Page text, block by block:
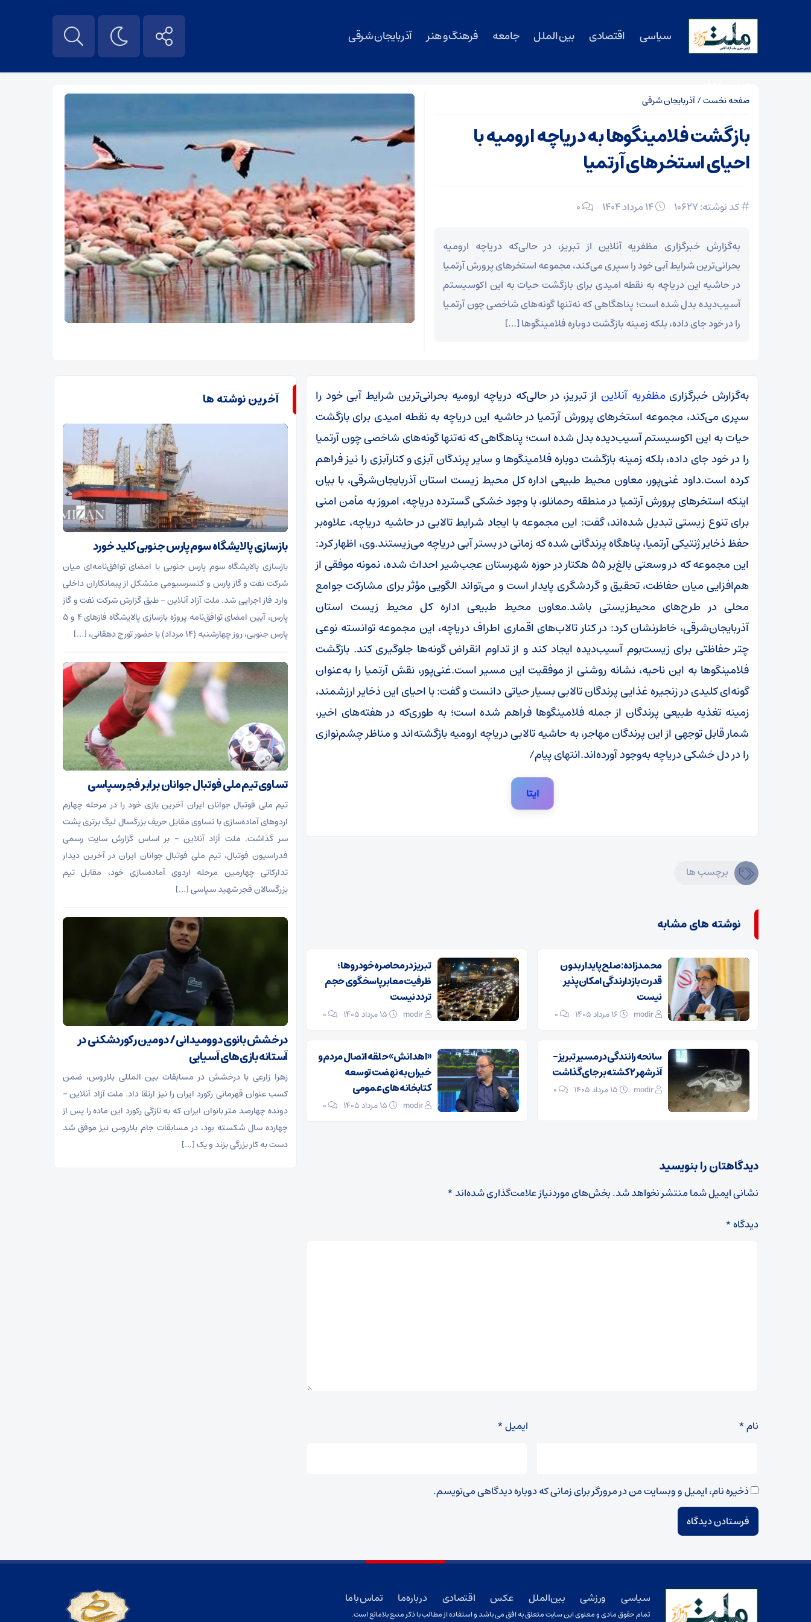
سیاسی اقتصادی بین الملل جامعه فرهنگ و هنر آذربایجان شرقی
صفحه نخست/آذربایجان شرقی
بازگشت فلامینگوها به دریاچه ارومیه با
احیای استخرهای آرتمیا
کد نوشته: 10627 0
به‌گزارش خبرگزاری مظفریه آنلاین از تبریز، در حالی‌که دریاچه ارومیه
بحرانی‌ترین شرایط آبی خود را سپری می‌کند، مجموعه استخرهای پرورش آرتمیا
در حاشیه این دریاچه به نقطه امیدی برای بازگشت حیات به این اکوسیستم
آسیب‌دیده بدل شده است؛ پناهگاهی که نه‌تنها گونه‌های شاخصی چون آرتمیا
را در خود جای داده، بلکه زمینه بازگشت دوباره فلامینگوها […]
به‌گزارش خبرگزاری مظفریه آنلاین از تبریز، در حالی‌که دریاچه ارومیه بحرانی‌ترین شرایط آبی خود را
سپری می‌کند، مجموعه استخرهای پرورش آرتمیا در حاشیه این دریاچه به نقطه امیدی برای بازگشت
حیات به این اکوسیستم آسیب‌دیده بدل شده است؛ پناهگاهی که نه‌تنها گونه‌های شاخصی چون آرتمیا
را در خود جای داده، بلکه زمینه بازگشت دوباره فلامینگوها و سایر پرندگان آبزی و کنارآبزی را نیز فراهم
کرده است.داود غنی‌پور، معاون محیط طبیعی اداره کل محیط زیست استان آذربایجان‌شرقی، با بیان
اینکه استخرهای پرورش آرتمیا در منطقه رحمانلو، با وجود خشکی گسترده دریاچه، امروز به مأمن امنی
برای تنوع زیستی تبدیل شده‌اند، گفت: این مجموعه با ایجاد شرایط تالابی در حاشیه دریاچه، علاوه‌بر
حفظ ذخایر ژنتیکی آرتمیا، پناهگاه پرندگانی شده که زمانی در بستر آبی دریاچه می‌زیستند.وی، اظهار کرد:
این مجموعه که در وسعتی بالغ‌بر 55 هکتار در حوزه شهرستان عجب‌شیر احداث شده، نمونه موفقی از
هم‌افزایی میان حفاظت، تحقیق و گردشگری پایدار است و می‌تواند الگویی مؤثر برای مشارکت جوامع
محلی در طرح‌های محیط‌زیستی باشد.معاون محیط طبیعی اداره کل محیط زیست استان
آذربایجان‌شرقی، خاطرنشان کرد: در کنار تالاب‌های اقماری اطراف دریاچه، این مجموعه توانسته نوعی
چتر حفاظتی برای زیست‌بوم آسیب‌دیده ایجاد کند و از تداوم انقراض گونه‌ها جلوگیری کند. بازگشت
فلامینگوها به این ناحیه، نشانه روشنی از موفقیت این مسیر است.غنی‌پور، نقش آرتمیا را به‌عنوان
گونه‌ای کلیدی در زنجیره غذایی پرندگان تالابی بسیار حیاتی دانست و گفت: با احیای این ذخایر ارزشمند،
زمینه تغذیه طبیعی پرندگان از جمله فلامینگوها فراهم شده است؛ به طوری‌که در هفته‌های اخیر،
شمار قابل توجهی از این پرندگان مهاجر، به حاشیه تالابی دریاچه ارومیه بازگشته‌اند و مناظر چشم‌نوازی
را در دل خشکی دریاچه به‌وجود آورده‌اند.انتهای پیام/
ایتا
برچسب ها
نوشته های مشابه
محمدزاده: صلح پایدار بدون
قدرت بازدارندگی امکان‌پذیر
نیست
modir
0
تبریز در محاصره خودروها؛
ظرفیت معابر پاسخگوی حجم
تردد نیست
modir
0
سانحه رانندگی در مسیر تبریز-
آذرشهر ۲ کشته بر جای گذاشت
modir
0
«اهدانش» حلقه اتصال مردم و
خیران به نهضت توسعه
کتابخانه‌های عمومی
modir
0
دیدگاهتان را بنویسید
نشانی ایمیل شما منتشر نخواهد شد.بخش‌های موردنیاز علامت‌گذاری شده‌اند*
دیدگاه*
نام* ایمیل*
ذخیره نام، ایمیل و وبسایت من در مرورگر برای زمانی که دوباره دیدگاهی می‌نویسم.
آخرین نوشته ها
بازسازی پالایشگاه سوم پارس جنوبی کلید خورد
بازسازی پالایشگاه سوم پارس جنوبی با امضای توافق‌نامه‌ای میان
شرکت نفت و گاز پارس و کنسرسیومی متشکل از پیمانکاران داخلی
وارد فاز اجرایی شد. ملت آزاد آنلاین – طبق گزارش شرکت نفت و گاز
پارس، آیین امضای توافق‌نامه پروژه بازسازی پالایشگاه فاز‌های ۴ و ۵
پارس جنوبی، روز چهارشنبه (۱۴ مرداد) با حضور تورج دهقانی، […]
تساوی تیم ملی فوتبال جوانان برابر فجرسپاسی
تیم ملی فوتبال جوانان ایران آخرین بازی خود را در مرحله چهارم
اردو‌های آماده‌سازی با تساوی مقابل حریف بزرگسال لیگ برتری پشت
سر گذاشت. ملت آزاد آنلاین – بر اساس گزارش سایت رسمی
فدراسیون فوتبال، تیم ملی فوتبال جوانان ایران در آخرین دیدار
تدارکاتی چهارمین مرحله اردوی آماده‌سازی خود، مقابل تیم
بزرگسالان فجر شهید سپاسی […]
درخشش بانوی دوومیدانی/ دومین رکوردشکنی در
آستانه بازی‌های آسیایی
زهرا زارعی با درخشش در مسابقات بین المللی بلاروس، ضمن
کسب عنوان قهرمانی رکورد ایران را نیز ارتقا داد. ملت آزاد آنلاین –
دونده چهارصد متر بانوان ایران که به تازگی رکورد این ماده را پس از
چهارده سال شکسته بود، در مسابقات جام بلاروس نیز موفق شد
دست به کار بزرگی بزند و یک […]
سیاسی ورزشی بین الملل عکس اقتصادی درباره ما تماس با ما
تمام حقوق مادی و معنوی این سایت متعلق به افق می باشد و استفاده از مطالب با ذکر منبع بلامانع است.